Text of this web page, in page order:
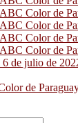
Color de
Color de
Color de
Color de
6 de julio de
de